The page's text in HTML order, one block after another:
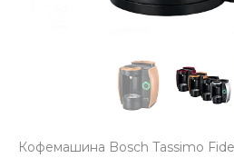
Кофемашина Bosch Tassimo